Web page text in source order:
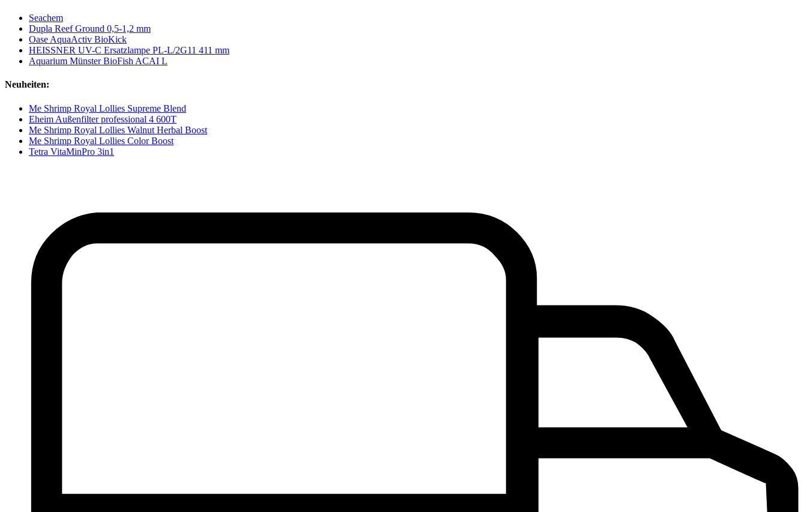
Seachem
Dupla Reef Ground 0,5-1,2 mm
Oase AquaActiv BioKick
HEISSNER UV-C Ersatzlampe PL-L/2G11 411 mm
Aquarium Münster BioFish ACAI L
Neuheiten:
Me Shrimp Royal Lollies Supreme Blend
Eheim Außenfilter professional 4 600T
Me Shrimp Royal Lollies Walnut Herbal Boost
Me Shrimp Royal Lollies Color Boost
Tetra VitaMinPro 3in1